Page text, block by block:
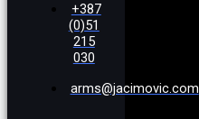
+387
(0)51
215
030
arms@jacimovic.com